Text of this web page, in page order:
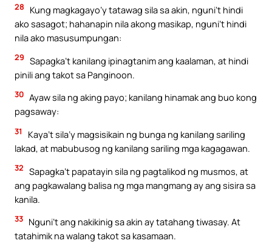
28
Kung magkagayo’y tatawag sila sa akin, nguni’t hindi
ako sasagot; hahanapin nila akong masikap, nguni’t hindi
nila ako masusumpungan:
29 Sapagka’t kanilang ipinagtanim ang kaalaman, at hindi
pinili ang takot sa Panginoon.
30 Ayaw sila ng aking payo; kanilang hinamak ang buo kong
pagsaway:
31
Kaya’t sila’y magsisikain ng bunga ng kanilang sariling
lakad, at mabubusog ng kanilang sariling mga kagagawan.
32 Sapagka’t papatayin sila ng pagtalikod ng musmos, at
ang pagkawalang balisa ng mga mangmang ay ang sisira sa
kanila.
33 Nguni’t ang nakikinig sa akin ay tatahang tiwasay. At
tatahimik na walang takot sa kasamaan.